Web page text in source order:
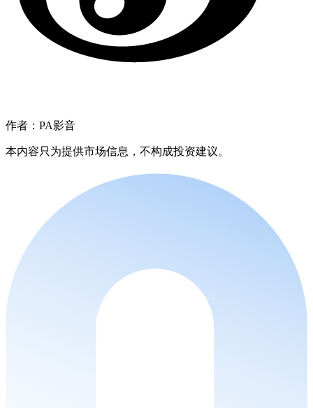
作者：PA影音
本内容只为提供市场信息，不构成投资建议。